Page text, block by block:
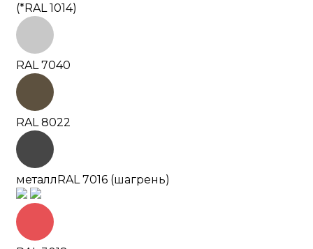
(*RAL 1014)
RAL 7040
RAL 8022
металлRAL 7016 (шагрень)